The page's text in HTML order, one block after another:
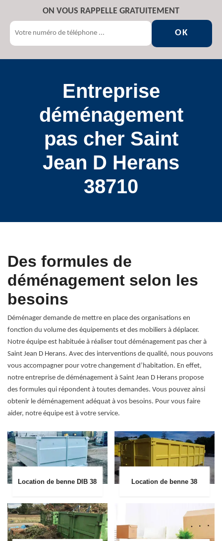
ON VOUS RAPPELLE GRATUITEMENT
Entreprise
déménagement
pas cher Saint
Jean D Herans
38710
Des formules de
déménagement selon les
besoins
Déménager demande de mettre en place des organisations en
fonction du volume des équipements et des mobiliers à déplacer.
Notre équipe est habituée à réaliser tout déménagement pas cher à
Saint Jean D Herans. Avec des interventions de qualité, nous pouvons
vous accompagner pour votre changement d’habitation. En effet,
notre entreprise de déménagement à Saint Jean D Herans propose
des formules qui répondent à toutes demandes. Vous pouvez ainsi
obtenir le déménagement adéquat à vos besoins. Pour vous faire
aider, notre équipe est à votre service.
Location de benne DIB 38 Location de benne 38